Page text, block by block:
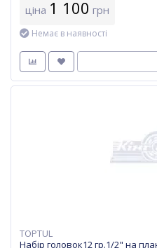
ціна 1 100 грн
Немає в наявності
TOPTUL
Набір головок12 гр.1/2" на